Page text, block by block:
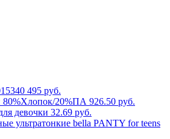
495 руб.
926.50 руб.
32.69 руб.